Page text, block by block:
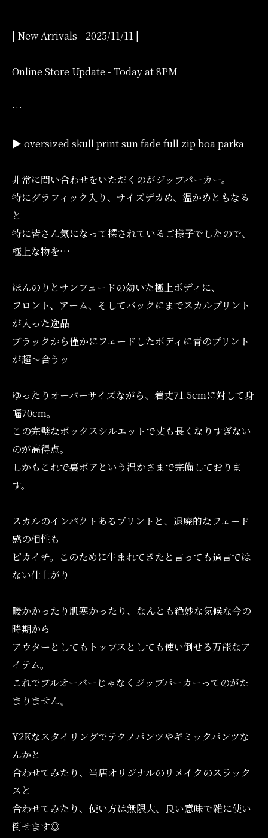
| New Arrivals - 2025/11/11 |
Online Store Update - Today at 8PM
…
▶︎ oversized skull print sun fade full zip boa parka
非常に問い合わせをいただくのがジップパーカー。
特にグラフィック入り、サイズデカめ、温かめともなる
と
特に皆さん気になって探されているご様子でしたので、
極上な物を…
ほんのりとサンフェードの効いた極上ボディに、
フロント、アーム、そしてバックにまでスカルプリント
が入った逸品
ブラックから僅かにフェードしたボディに青のプリント
が超〜合うッ
ゆったりオーバーサイズながら、着丈71.5cmに対して身
幅70cm。
この完璧なボックスシルエットで丈も長くなりすぎない
のが高得点。
しかもこれで裏ボアという温かさまで完備しておりま
す。
スカルのインパクトあるプリントと、退廃的なフェード
感の相性も
ピカイチ。このために生まれてきたと言っても過言では
ない仕上がり
暖かかったり肌寒かったり、なんとも絶妙な気候な今の
時期から
アウターとしてもトップスとしても使い倒せる万能なア
イテム。
これでプルオーバーじゃなくジップパーカーってのがた
まりません。
Y2Kなスタイリングでテクノパンツやギミックパンツな
んかと
合わせてみたり、当店オリジナルのリメイクのスラック
スと
合わせてみたり、使い方は無限大、良い意味で雑に使い
倒せます◎